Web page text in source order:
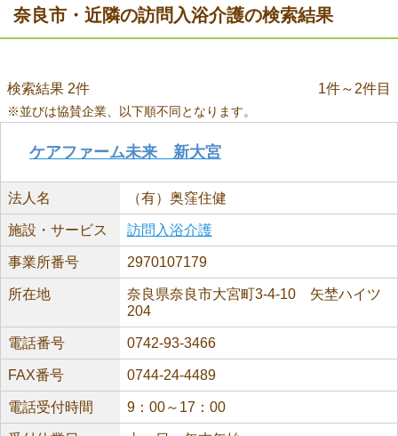
奈良市・近隣の訪問入浴介護の検索結果
検索結果 2件 1件～2件目
※並びは協賛企業、以下順不同となります。
ケアファーム未来 新大宮
法人名 （有）奥窪住健
施設・サービス 訪問入浴介護
事業所番号 2970107179
所在地
奈良県奈良市大宮町3-4-10 矢埜ハイツ
204
電話番号 0742-93-3466
FAX番号 0744-24-4489
電話受付時間 9：00～17：00